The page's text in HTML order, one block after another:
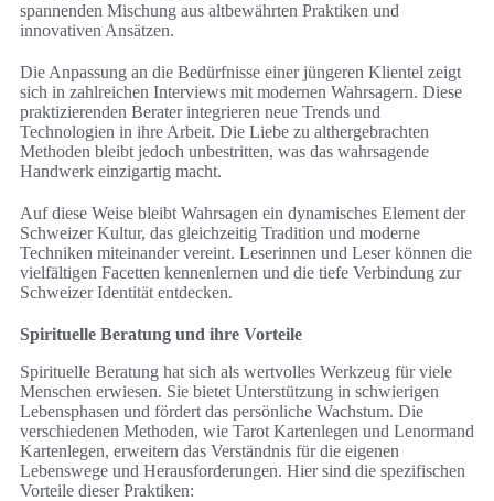
spannenden Mischung aus altbewährten Praktiken und
innovativen Ansätzen.
Die Anpassung an die Bedürfnisse einer jüngeren Klientel zeigt
sich in zahlreichen Interviews mit modernen Wahrsagern. Diese
praktizierenden Berater integrieren neue Trends und
Technologien in ihre Arbeit. Die Liebe zu althergebrachten
Methoden bleibt jedoch unbestritten, was das wahrsagende
Handwerk einzigartig macht.
Auf diese Weise bleibt Wahrsagen ein dynamisches Element der
Schweizer Kultur, das gleichzeitig Tradition und moderne
Techniken miteinander vereint. Leserinnen und Leser können die
vielfältigen Facetten kennenlernen und die tiefe Verbindung zur
Schweizer Identität entdecken.
Spirituelle Beratung und ihre Vorteile
Spirituelle Beratung hat sich als wertvolles Werkzeug für viele
Menschen erwiesen. Sie bietet Unterstützung in schwierigen
Lebensphasen und fördert das persönliche Wachstum. Die
verschiedenen Methoden, wie Tarot Kartenlegen und Lenormand
Kartenlegen, erweitern das Verständnis für die eigenen
Lebenswege und Herausforderungen. Hier sind die spezifischen
Vorteile dieser Praktiken: